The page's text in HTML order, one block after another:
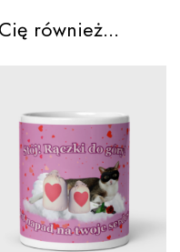
również...